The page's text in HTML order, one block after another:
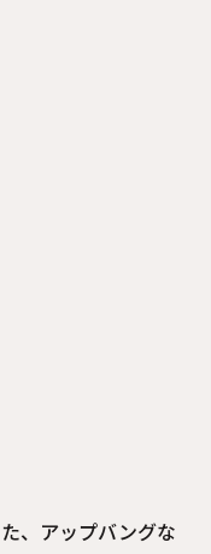
、アップバングな